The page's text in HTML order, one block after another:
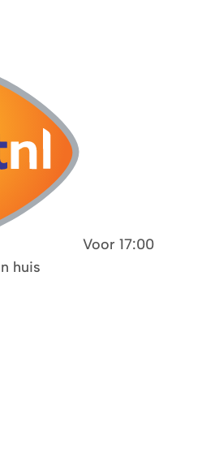
Voor 17:00
huis